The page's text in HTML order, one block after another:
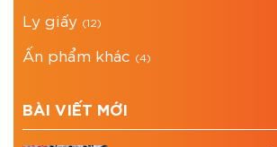
Ly giấy (12)
Ấn phẩm khác (4)
BÀI VIẾT MỚI